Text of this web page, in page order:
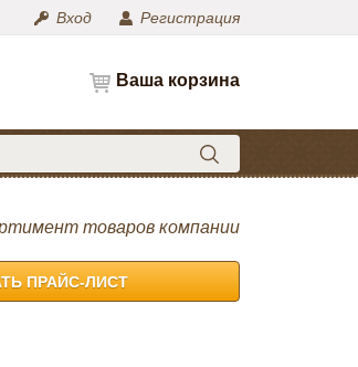
Вход Регистрация
Ваша корзина
товаров компании
ПРАЙС-ЛИСТ